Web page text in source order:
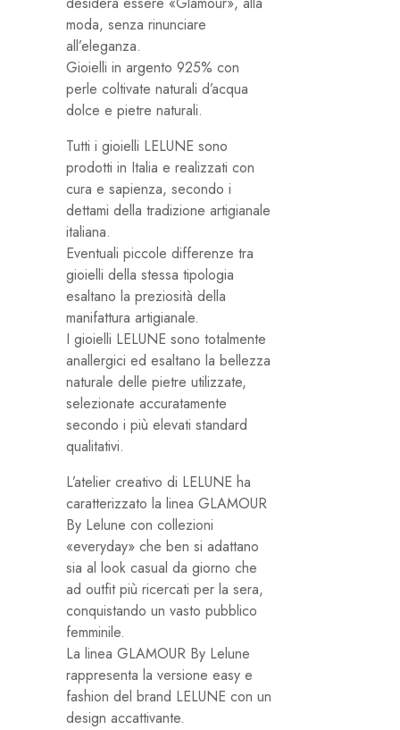
moda, senza rinunciare
all’eleganza.
Gioielli in argento 925% con
perle coltivate naturali d’acqua
dolce e pietre naturali.
Tutti i gioielli LELUNE sono
prodotti in Italia e realizzati con
cura e sapienza, secondo i
dettami della tradizione artigianale
italiana.
Eventuali piccole differenze tra
gioielli della stessa tipologia
esaltano la preziosità della
manifattura artigianale.
I gioielli LELUNE sono totalmente
anallergici ed esaltano la bellezza
naturale delle pietre utilizzate,
selezionate accuratamente
secondo i più elevati standard
qualitativi.
L’atelier creativo di LELUNE ha
caratterizzato la linea GLAMOUR
By Lelune con collezioni
«everyday» che ben si adattano
sia al look casual da giorno che
ad outfit più ricercati per la sera,
conquistando un vasto pubblico
femminile.
La linea GLAMOUR By Lelune
rappresenta la versione easy e
fashion del brand LELUNE con un
design accattivante.